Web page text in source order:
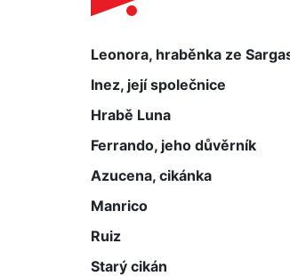
Leonora, hraběnka ze
Inez, její společnice
Hrabě Luna
Ferrando, jeho důvěrník
Azucena, cikánka
Manrico
Ruiz
Starý cikán